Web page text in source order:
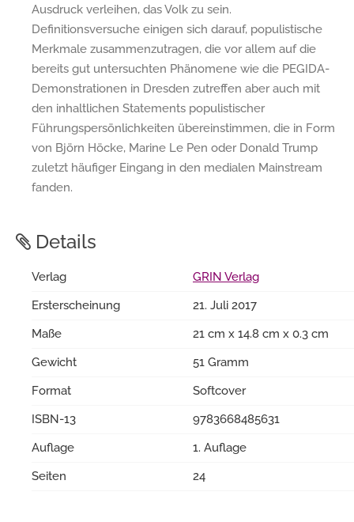
Ausdruck verleihen, das Volk zu sein.
Definitionsversuche einigen sich darauf, populistische
Merkmale zusammenzutragen, die vor allem auf die
bereits gut untersuchten Phänomene wie die PEGIDA-
Demonstrationen in Dresden zutreffen aber auch mit
den inhaltlichen Statements populistischer
Führungspersönlichkeiten übereinstimmen, die in Form
von Björn Höcke, Marine Le Pen oder Donald Trump
zuletzt häufiger Eingang in den medialen Mainstream
fanden.
Details
Verlag
GRIN Verlag
Ersterscheinung
21. Juli 2017
Maße
21 cm x 14.8 cm x 0.3 cm
Gewicht
51 Gramm
Format
Softcover
ISBN-13
9783668485631
Auflage
1. Auflage
Seiten
24